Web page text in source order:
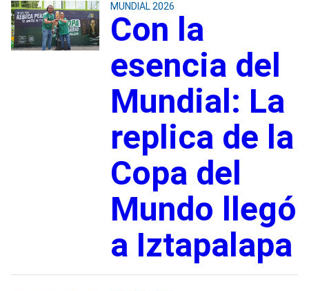
MUNDIAL 2026
Con la
esencia del
Mundial: La
replica de la
Copa del
Mundo llegó
a Iztapalapa